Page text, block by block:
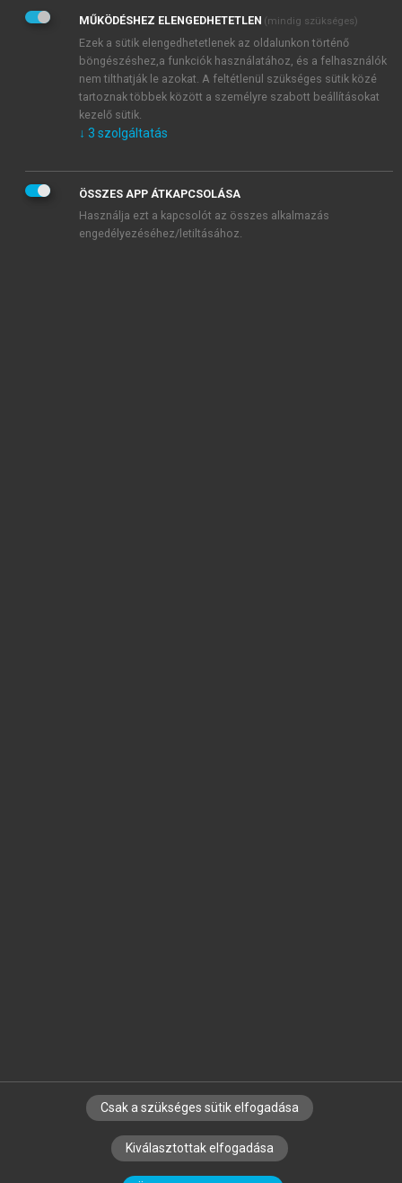
Adatkezelési tájékoztatóbanfoglaltakat tudomásul
veszem és elfogadom.
Általános vásárlási feltételeket, valamint a szotar.netés a
mersz.huoldalak licencszerződéseiben foglaltakat
tudomásul veszem és elfogadom.
KIPRÓBÁLOM
SZERZŐKNEK CÉGEKNEK KÖNYVTÁROSOKNAK
SZERKESZTÉSI ÉS LEKTORÁLÁSI ALAPELVEK
MŰKÖDÉSHEZ ELENGEDHETETLEN (mindig szükséges)
Ezek a sütik elengedhetetlenek az oldalunkon történő
böngészéshez,a funkciók használatához, és a felhasználók
nem tilthatják le azokat. A feltétlenül szükséges sütik közé
tartoznak többek között a személyre szabott beállításokat
kezelő sütik.
↓ 3 szolgáltatás
ÖSSZES APP ÁTKAPCSOLÁSA
Használja ezt a kapcsolót az összes alkalmazás
engedélyezéséhez/letiltásához.
Csak a szükséges sütik elfogadása
Kiválasztottak elfogadása